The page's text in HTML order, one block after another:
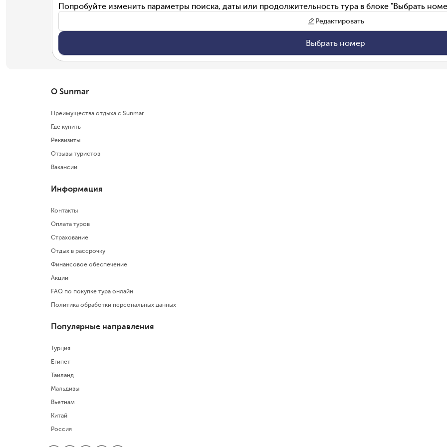
Попробуйте изменить параметры поиска, даты или продолжительность тура в блоке "Выбрать
Редактировать
Выбрать номер
О Sunmar
Преимущества отдыха с Sunmar
Где купить
Реквизиты
Отзывы туристов
Вакансии
Информация
Контакты
Оплата туров
Страхование
Отдых в рассрочку
Финансовое обеспечение
Акции
FAQ по покупке тура онлайн
Политика обработки персональных данных
Популярные направления
Турция
Египет
Таиланд
Мальдивы
Вьетнам
Китай
Россия